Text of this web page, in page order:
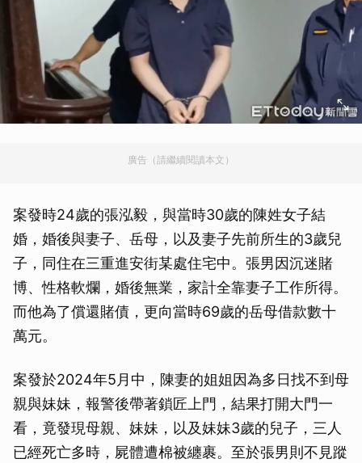
廣告（請繼續閱讀本文）
案發時24歲的張泓毅，與當時30歲的陳姓女子結
婚，婚後與妻子、岳母，以及妻子先前所生的3歲兒
子，同住在三重進安街某處住宅中。張男因沉迷賭
博、性格軟爛，婚後無業，家計全靠妻子工作所得。
而他為了償還賭債，更向當時69歲的岳母借款數十
萬元。
案發於2024年5月中，陳妻的姐姐因為多日找不到母
親與妹妹，報警後帶著鎖匠上門，結果打開大門一
看，竟發現母親、妹妹，以及妹妹3歲的兒子，三人
已經死亡多時，屍體遭棉被纏裹。至於張男則不見蹤